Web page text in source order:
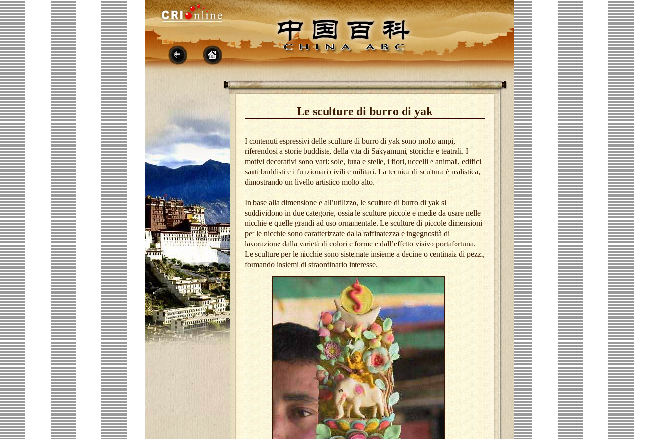
Le sculture di burro di yak
I contenuti espressivi delle sculture di burro di yak sono molto ampi,
riferendosi a storie buddiste, della vita di Sakyamuni, storiche e teatrali. I
motivi decorativi sono vari: sole, luna e stelle, i fiori, uccelli e animali, edifici,
santi buddisti e i funzionari civili e militari. La tecnica di scultura è realistica,
dimostrando un livello artistico molto alto.
In base alla dimensione e all’utilizzo, le sculture di burro di yak si
suddividono in due categorie, ossia le sculture piccole e medie da usare nelle
nicchie e quelle grandi ad uso ornamentale. Le sculture di piccole dimensioni
per le nicchie sono caratterizzate dalla raffinatezza e ingegnosità di
lavorazione dalla varietà di colori e forme e dall’effetto visivo portafortuna.
Le sculture per le nicchie sono sistemate insieme a decine o centinaia di pezzi,
formando insiemi di straordinario interesse.